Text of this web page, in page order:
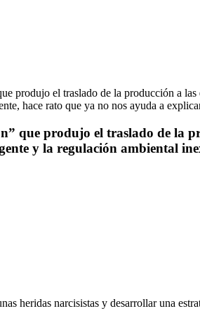
que produjo el traslado de la
y la regulación ambiental